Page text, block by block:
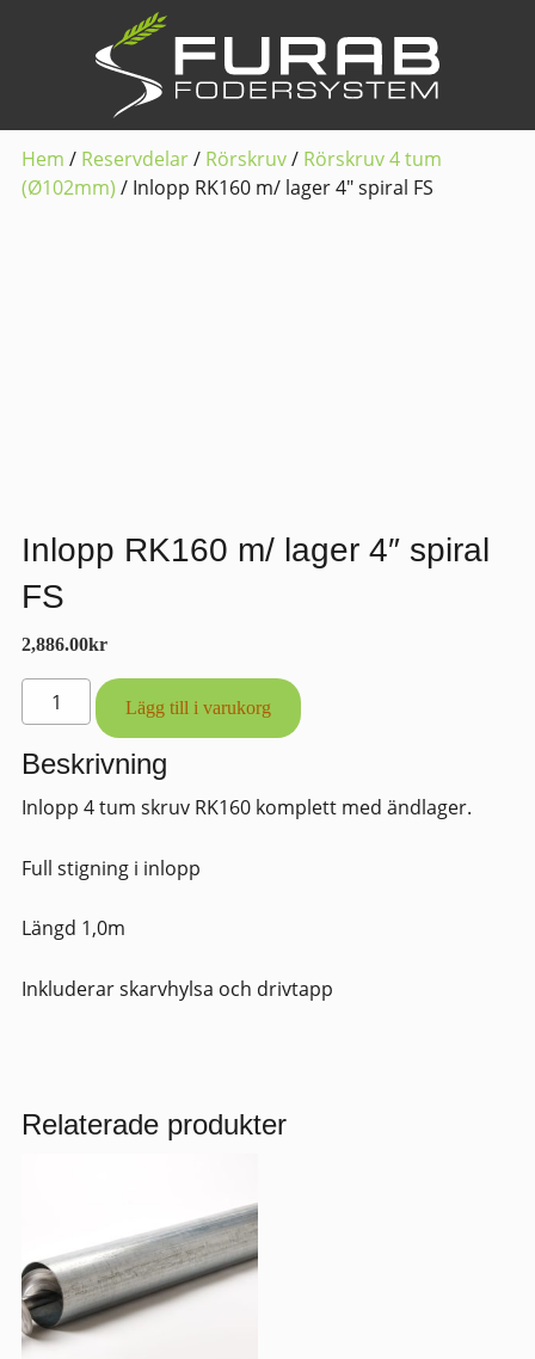
Hem / Reservdelar/ Rörskruv/ Rörskruv 4 tum
(Ø102mm) / Inlopp RK160 m/ lager 4″ spiral FS
Inlopp RK160 m/ lager 4″ spiral
FS
2,886.00kr
Inlopp
RK160
m/
lager
4"
FS
Lägg till i varukorg
Beskrivning
Inlopp 4 tum skruv RK160 komplett med ändlager.
Full stigning i inlopp
Längd 1,0m
Inkluderar skarvhylsa och drivtapp
Relaterade produkter